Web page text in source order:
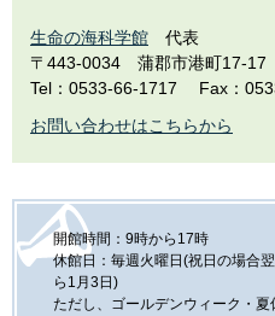
生命の海科学館
代表
〒443-0034
蒲郡市港町17-17
Tel：0533-66-1717
Fax：
お問い合わせはこちらから
開館時間：9時から17時
休館日：毎週火曜日(祝日の場合
ら1月3日)
ただし、ゴールデンウィーク・